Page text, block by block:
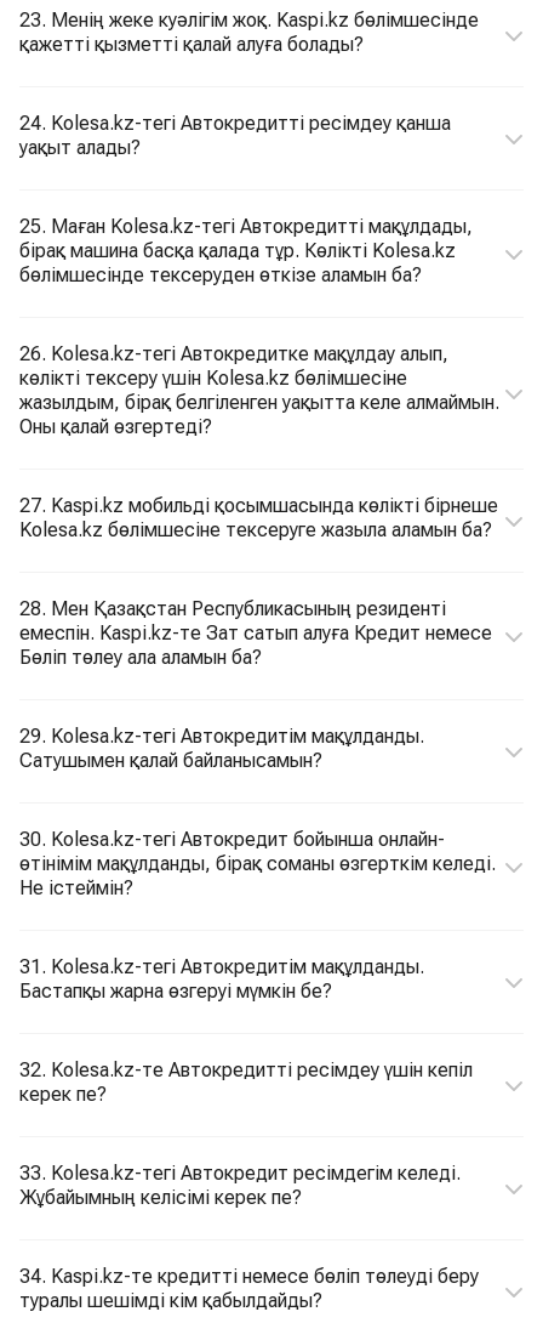
23. Менің жеке куәлігім жоқ. Kaspi.kz бөлімшесінде
қажетті қызметті қалай алуға болады?
24. Kolesa.kz-тегі Автокредитті ресімдеу қанша
уақыт алады?
25. Маған Kolesa.kz-тегі Автокредитті мақұлдады,
бірақ машина басқа қалада тұр. Көлікті Kolesa.kz
бөлімшесінде тексеруден өткізе аламын ба?
26. Kolesa.kz-тегі Автокредитке мақұлдау алып,
көлікті тексеру үшін Kolesa.kz бөлімшесіне
жазылдым, бірақ белгіленген уақытта келе алмаймын.
Оны қалай өзгертеді?
27. Kaspi.kz мобильді қосымшасында көлікті бірнеше
Kolesa.kz бөлімшесіне тексеруге жазыла аламын ба?
28. Мен Қазақстан Республикасының резиденті
емеспін. Kaspi.kz-те Зат сатып алуға Кредит немесе
Бөліп төлеу ала аламын ба?
29. Kolesa.kz-тегі Автокредитім мақұлданды.
Сатушымен қалай байланысамын?
30. Kolesa.kz-тегі Автокредит бойынша онлайн-
өтінімім мақұлданды, бірақ соманы өзгерткім келеді.
Не істеймін?
31. Kolesa.kz-тегі Автокредитім мақұлданды.
Бастапқы жарна өзгеруі мүмкін бе?
32. Kolesa.kz-те Автокредитті ресімдеу үшін кепіл
керек пе?
33. Kolesa.kz-тегі Автокредит ресімдегім келеді.
Жұбайымның келісімі керек пе?
34. Kaspi.kz-те кредитті немесе бөліп төлеуді беру
туралы шешімді кім қабылдайды?